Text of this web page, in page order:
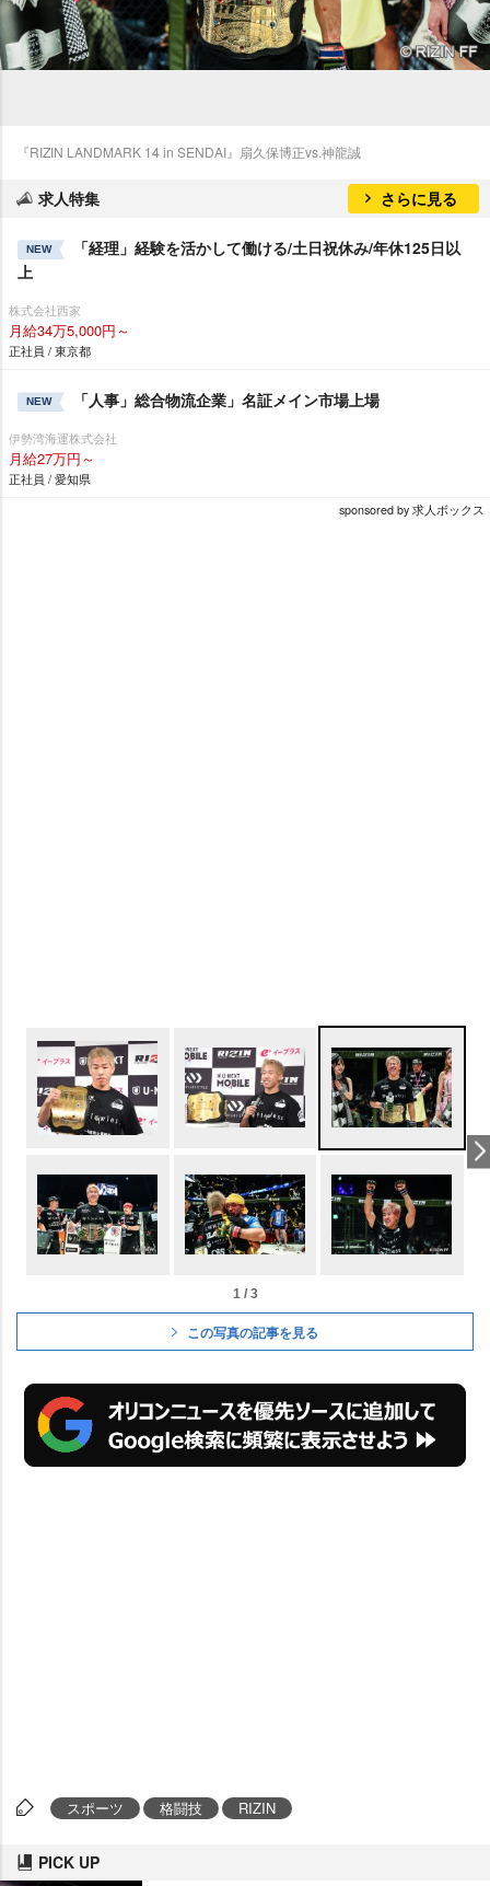
『RIZIN LANDMARK 14 in SENDAI』扇久保博正vs.神龍誠
求人特集 さらに見る
NEW
「経理」経験を活かして働ける/土日祝休み/年休125日以
上
株式会社西家
月給34万5,000円～
正社員 / 東京都
NEW 「人事」総合物流企業」名証メイン市場上場
伊勢湾海運株式会社
月給27万円～
正社員 / 愛知県
sponsored by 求人ボックス
1 / 3
この写真の記事を見る
スポーツ 格闘技 RIZIN
PICK UP